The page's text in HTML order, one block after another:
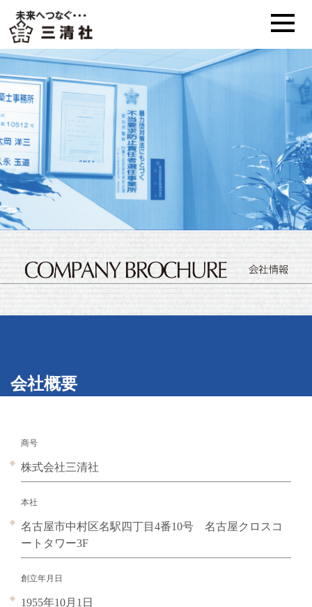
会社概要
商号
株式会社三清社
本社
名古屋市中村区名駅四丁目4番10号 名古屋クロスコ
ートタワー3F
創立年月日
1955年10月1日